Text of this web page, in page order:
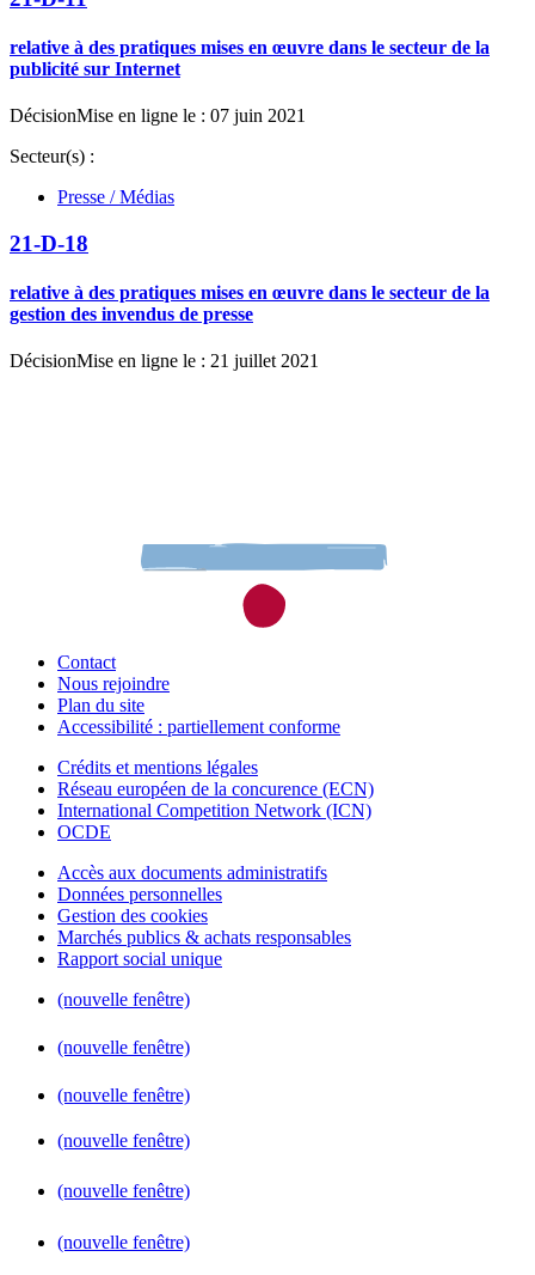
relative à des pratiques mises en œuvre dans le secteur de la
publicité sur Internet
DécisionMise en ligne le : 07 juin 2021
Secteur(s) :
Presse / Médias
21-D-18
relative à des pratiques mises en œuvre dans le secteur de la
gestion des invendus de presse
DécisionMise en ligne le : 21 juillet 2021
Contact
Nous rejoindre
Plan du site
Accessibilité : partiellement conforme
Crédits et mentions légales
Réseau européen de la concurence (ECN)
International Competition Network (ICN)
OCDE
Accès aux documents administratifs
Données personnelles
Gestion des cookies
Marchés publics & achats responsables
Rapport social unique
(nouvelle fenêtre)
(nouvelle fenêtre)
(nouvelle fenêtre)
(nouvelle fenêtre)
(nouvelle fenêtre)
(nouvelle fenêtre)